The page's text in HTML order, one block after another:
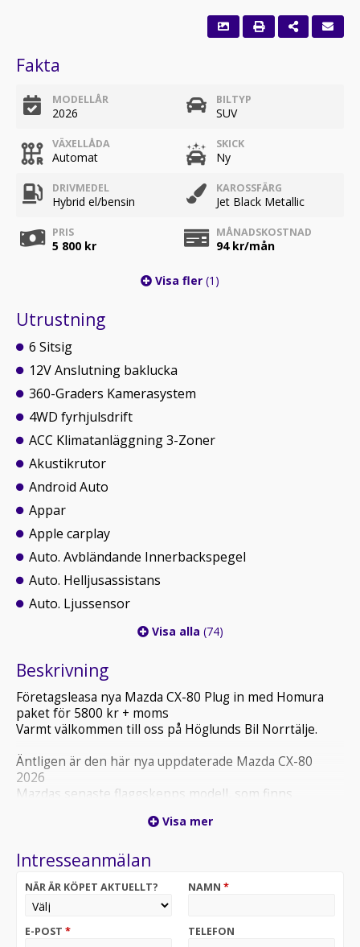
Fakta
MODELLÅR
2026
BILTYP
SUV
VÄXELLÅDA
Automat
SKICK
Ny
DRIVMEDEL
Hybrid el/bensin
KAROSSFÄRG
Jet Black Metallic
PRIS
5 800 kr
MÅNADSKOSTNAD
94kr/mån
Visa fler (1)
Utrustning
6 Sitsig
12V Anslutning baklucka
360-Graders Kamerasystem
4WD fyrhjulsdrift
ACC Klimatanläggning 3-Zoner
Akustikrutor
Android Auto
Appar
Apple carplay
Auto. Avbländande Innerbackspegel
Auto. Helljusassistans
Auto. Ljussensor
Visa alla (74)
Beskrivning
Företagsleasa nya Mazda CX-80 Plug in med Homura
paket för 5800 kr + moms
Varmt välkommen till oss på Höglunds Bil Norrtälje.
Äntligen är den här nya uppdaterade Mazda CX-80
2026
Mazdas senaste flaggskepps modell, som finns
representerar deras mest lyxiga modell hittills och
får du en bil som är mångsidig - den är elegant, rymlig
samt underhållande att köra tack vare den
kombinerade kraften från bensin- och elmotorerna
Visa mer
Intresseanmälan
NÄR ÄR KÖPET AKTUELLT? NAMN *
E-POST * TELEFON